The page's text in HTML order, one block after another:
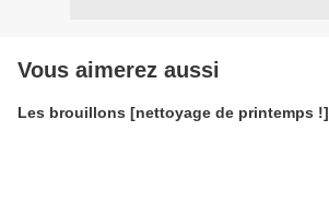
Vous aimerez aussi
Les brouillons [nettoyage de printemps !]